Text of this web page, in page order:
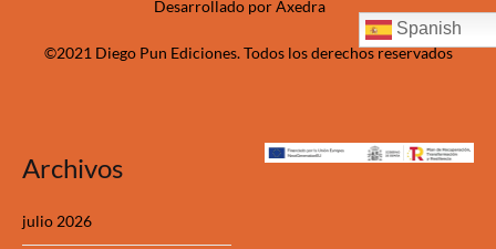
©2021 Diego Pun Ediciones. Todos los derechos reservados
Desarrollado por Axedra
Spanish
Archivos
julio 2026